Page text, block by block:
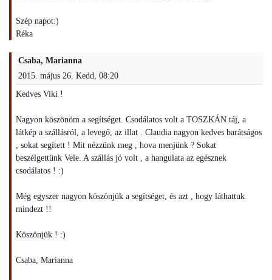
Szép napot:)
Réka
Csaba, Marianna
2015. május 26. Kedd, 08:20
Kedves Viki !
Nagyon köszönöm a segítséget. Csodálatos volt a TOSZKÁN táj, a
látkép a szállásról, a levegő, az illat . Claudia nagyon kedves barátságos
, sokat segített ! Mit nézzünk meg , hova menjünk ? Sokat
beszélgettünk Vele. A szállás jó volt , a hangulata az egésznek
csodálatos ! :)
Még egyszer nagyon köszönjük a segítséget, és azt , hogy láthattuk
mindezt !!
Köszönjük ! :)
Csaba, Marianna